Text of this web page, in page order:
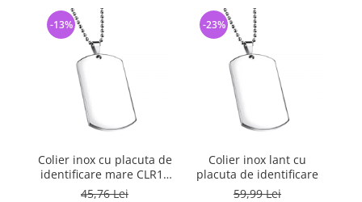
Colier inox cu placuta de
identificare mare CLR13
cu lant militar
45,76 Lei
-13%
Colier inox lant cu
placuta de identificare
59,99 Lei
-23%